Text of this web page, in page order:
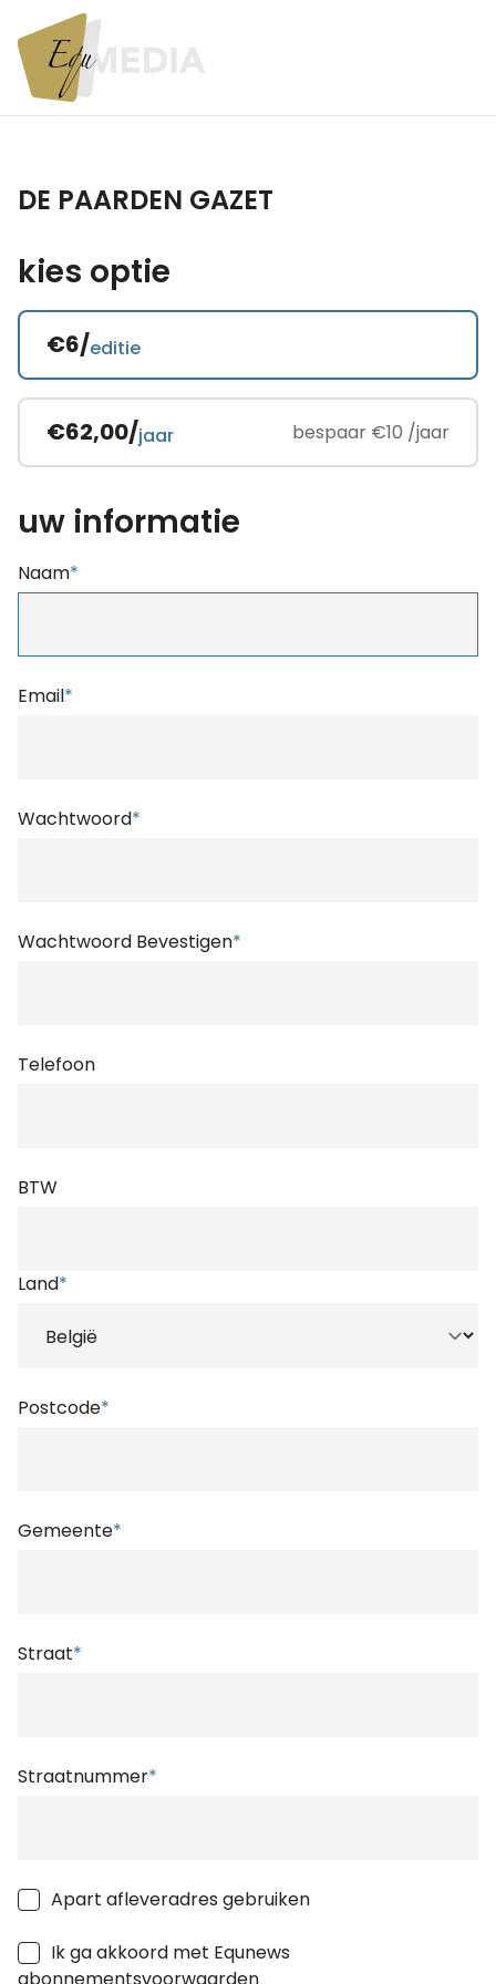
DE PAARDEN GAZET
kies optie
€6/editie
€62,00/jaar bespaar €10 /jaar
uw informatie
Naam*
Email*
Wachtwoord*
Wachtwoord Bevestigen*
Telefoon
BTW
Land*
Postcode*
Gemeente*
Straat*
Straatnummer*
Apart afleveradres gebruiken
Ik ga akkoord met Equnews